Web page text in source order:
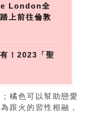
London全
上前往倫敦
！2023「聖
橘色可以幫助戀愛
跟火的習性相融，